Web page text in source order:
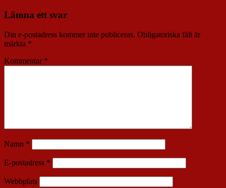
Lämna ett svar
Din e-postadress kommer inte publiceras. Obligatoriska fält är
märkta *
Kommentar *
Namn *
E-postadress *
Webbplats